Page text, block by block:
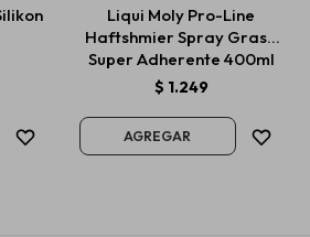
Liqui Moly Pro-Line
Haftshmier Spray Grasa
Super Adherente 400ml
$ 1.249